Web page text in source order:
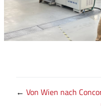
← Von Wien nach